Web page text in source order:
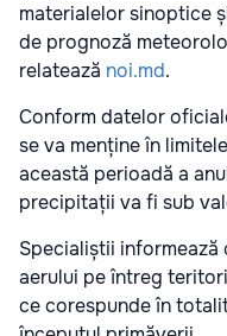
materialelor sinoptice
de prognoză
relatează noi.md.
Conform datelor
se va menține în
această perioadă a
precipitații va fi sub
Specialiștii informează
aerului pe întreg
ce corespunde în